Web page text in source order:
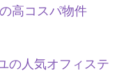
高コスパ物件
の人気オフィステ